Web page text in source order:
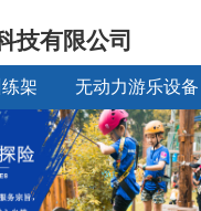
技有限公司
架 无动力游乐设备